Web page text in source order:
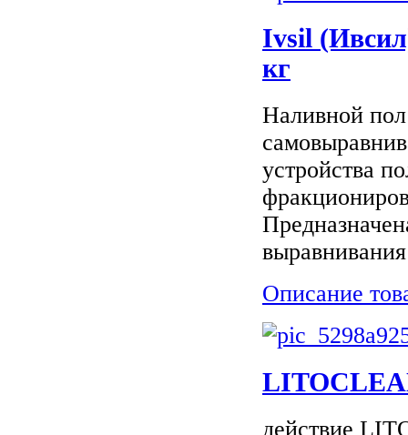
Ivsil
кг
Наливной
устройства
Описание
действие